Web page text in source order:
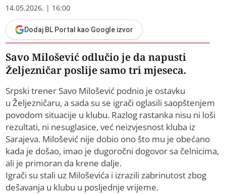
14.05.2026. | 16:00
Dodaj BL Portal kao Google izvor
Savo Milošević odlučio je da napusti
Željezničar poslije samo tri mjeseca.
Srpski trener Savo Milošević podnio je ostavku
u Željezničaru, a sada su se igrači oglasili saopštenjem
povodom situacije u klubu. Razlog rastanka nisu ni loši
rezultati, ni nesuglasice, već neizvjesnost kluba iz
Sarajeva. Milošević nije dobio ono što mu je obećano
kada je došao, imao je dugoročni dogovor sa čelnicima,
ali je primoran da krene dalje.
Igrači su stali uz Miloševića i izrazili zabrinutost zbog
dešavanja u klubu u posljednje vrijeme.